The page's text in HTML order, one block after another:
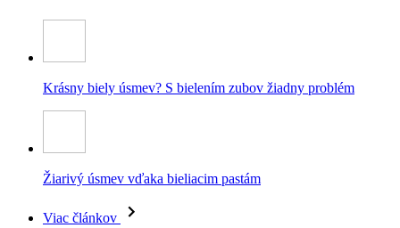
Krásny biely úsmev? S bielením zubov žiadny problém
Žiarivý úsmev vďaka bieliacim pastám
Viac článkov